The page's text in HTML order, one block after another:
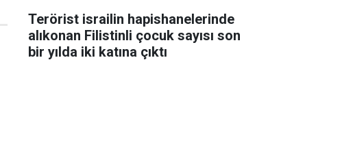
Terörist israilin hapishanelerinde
alıkonan Filistinli çocuk sayısı son
bir yılda iki katına çıktı